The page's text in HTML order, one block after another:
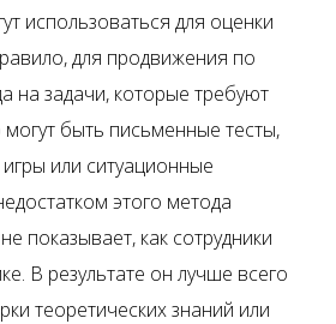
использоваться для оценки
для продвижения по
на задачи, которые требуют
быть письменные тесты,
или ситуационные
этого метода
показывает, как сотрудники
В результате он лучше всего
теоретических знаний или